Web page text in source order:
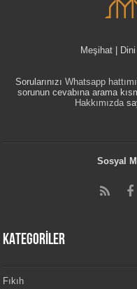
Meşihat | Dini
Sorularınızı Whatsapp
sorunun cevabına arama
Hakkımızda
Sosyal
KATEGORİLER
Fıkıh